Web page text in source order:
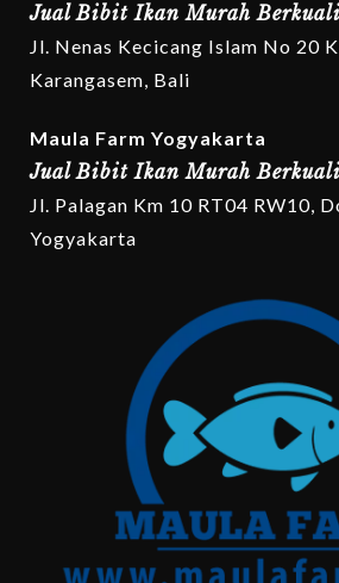
Jual Bibit Ikan Murah
Jl. Nenas Kecicang Islam No 20
Karangasem, Bali
Maula Farm Yogyakarta
Jual Bibit Ikan Murah
Jl. Palagan Km 10 RT04 RW10,
Yogyakarta